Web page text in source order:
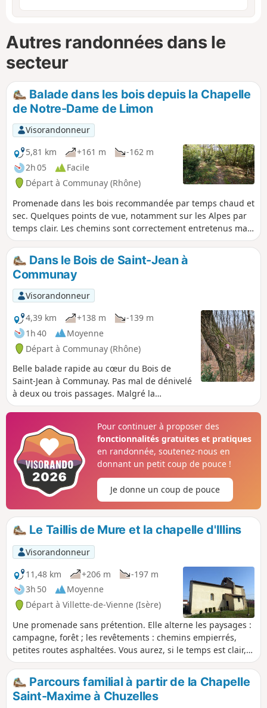
Autres randonnées dans le
secteur
Balade dans les bois depuis la Chapelle
de Notre-Dame de Limon
Visorandonneur
5,81 km
+161 m
-162 m
2h 05
Facile
Départ à Communay (Rhône)
Promenade dans les bois recommandée par temps chaud et
sec. Quelques points de vue, notamment sur les Alpes par
temps clair. Les chemins sont correctement entretenus mais
les bois le sont beaucoup moins ; ils ont un quelque chose
d'un paysage de fin du monde.
Dans le Bois de Saint-Jean à
Communay
Visorandonneur
4,39 km
+138 m
-139 m
1h 40
Moyenne
Départ à Communay (Rhône)
Belle balade rapide au cœur du Bois de
Saint-Jean à Communay. Pas mal de dénivelé
à deux ou trois passages. Malgré la
proximité de l'autoroute A46 , vous vous
cette promenade.
Pour continuer à proposer des
fonctionnalités gratuites et pratiques
en randonnée, soutenez-nous en
donnant un petit coup de pouce !
Je donne un coup de pouce
Le Taillis de Mure et la chapelle d'Illins
Visorandonneur
11,48 km
+206 m
-197 m
3h 50
Moyenne
Départ à Villette-de-Vienne (Isère)
Une promenade sans prétention. Elle alterne les paysages :
campagne, forêt ; les revêtements : chemins empierrés,
petites routes asphaltées. Vous aurez, si le temps est clair,
de nombreuses vues sur les sommets environnants. Deux
petites côtes (pas trop saignantes) sont au programme afin
de maintenir la forme.
Parcours familial à partir de la Chapelle
Saint-Maxime à Chuzelles